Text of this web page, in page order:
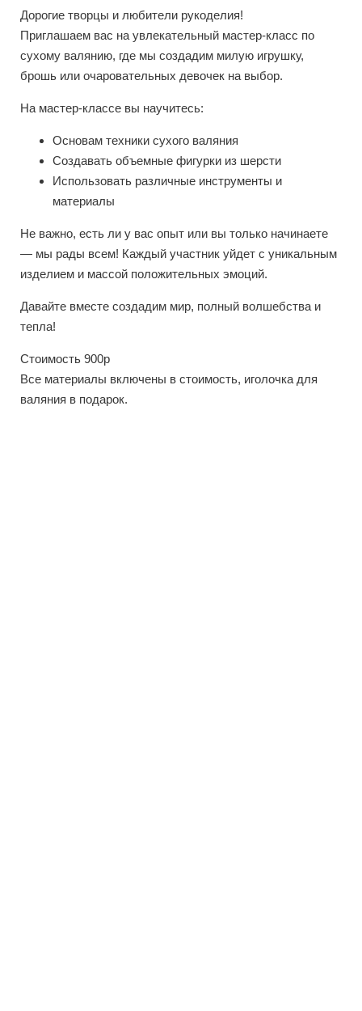
Дорогие творцы и любители рукоделия!
Приглашаем вас на увлекательный мастер-класс по
сухому валянию, где мы создадим милую игрушку,
брошь или очаровательных девочек на выбор.
На мастер-классе вы научитесь:
Основам техники сухого валяния
Создавать объемные фигурки из шерсти
Использовать различные инструменты и
материалы
Не важно, есть ли у вас опыт или вы только начинаете
— мы рады всем! Каждый участник уйдет с уникальным
изделием и массой положительных эмоций.
Давайте вместе создадим мир, полный волшебства и
тепла!
Стоимость 900р
Все материалы включены в стоимость, иголочка для
валяния в подарок.